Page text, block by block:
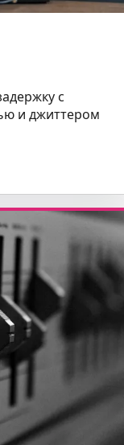
с
и джиттером